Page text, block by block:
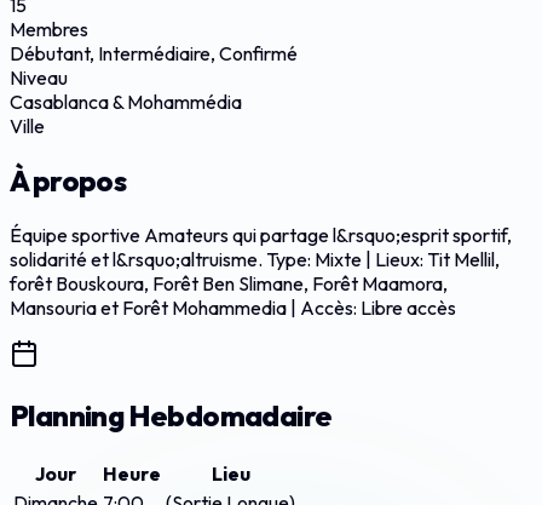
15
Membres
Débutant, Intermédiaire, Confirmé
Niveau
Casablanca & Mohammédia
Ville
À propos
Équipe sportive Amateurs qui partage l&rsquo;esprit sportif,
solidarité et l&rsquo;altruisme. Type: Mixte | Lieux: Tit Mellil,
forêt Bouskoura, Forêt Ben Slimane, Forêt Maamora,
Mansouria et Forêt Mohammedia | Accès: Libre accès
Planning Hebdomadaire
Jour Heure
Lieu